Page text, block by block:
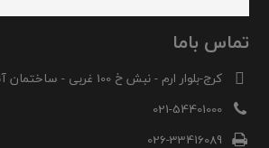
تماس باما
کرج-بلوار ارم - نبش خ 100 غربی - ساختمان آناهیتا
021-54401000
026-33416089